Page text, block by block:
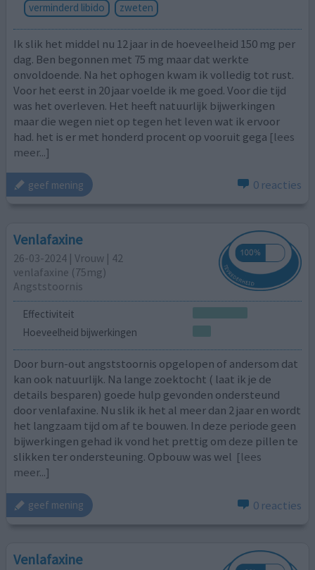
verminderd libido
zweten
Ik slik het middel nu 12 jaar in de hoeveelheid 150 mg per
dag. Ben begonnen met 75 mg maar dat werkte
onvoldoende. Na het ophogen kwam ik volledig tot rust.
Voor het eerst in 20 jaar voelde ik me goed. Voor die tijd
was het overleven. Het heeft natuurlijk bijwerkingen
maar die wegen niet op tegen het leven wat ik ervoor
had. het is er met honderd procent op vooruit gega [lees
meer...]
geef mening 0 reacties
Venlafaxine
26-03-2024 | Vrouw | 42
venlafaxine (75mg)
Angststoornis
Effectiviteit
Hoeveelheid bijwerkingen
Door burn-out angststoornis opgelopen of andersom dat
kan ook natuurlijk. Na lange zoektocht ( laat ik je de
details besparen) goede hulp gevonden ondersteund
door venlafaxine. Nu slik ik het al meer dan 2 jaar en wordt
het langzaam tijd om af te bouwen. In deze periode geen
bijwerkingen gehad ik vond het prettig om deze pillen te
slikken ter ondersteuning. Opbouw was wel [lees
meer...]
geef mening 0 reacties
Venlafaxine